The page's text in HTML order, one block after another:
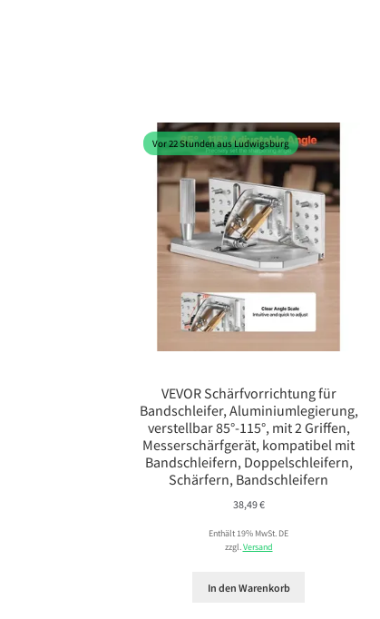
Vor 22 Stunden aus Ludwigsburg
VEVOR Schärfvorrichtung für
Bandschleifer, Aluminiumlegierung,
verstellbar 85°-115°, mit 2 Griffen,
Messerschärfgerät, kompatibel mit
Bandschleifern, Doppelschleifern,
Schärfern, Bandschleifern
38,49€
Enthält 19% MwSt. DE
zzgl.Versand
In den Warenkorb